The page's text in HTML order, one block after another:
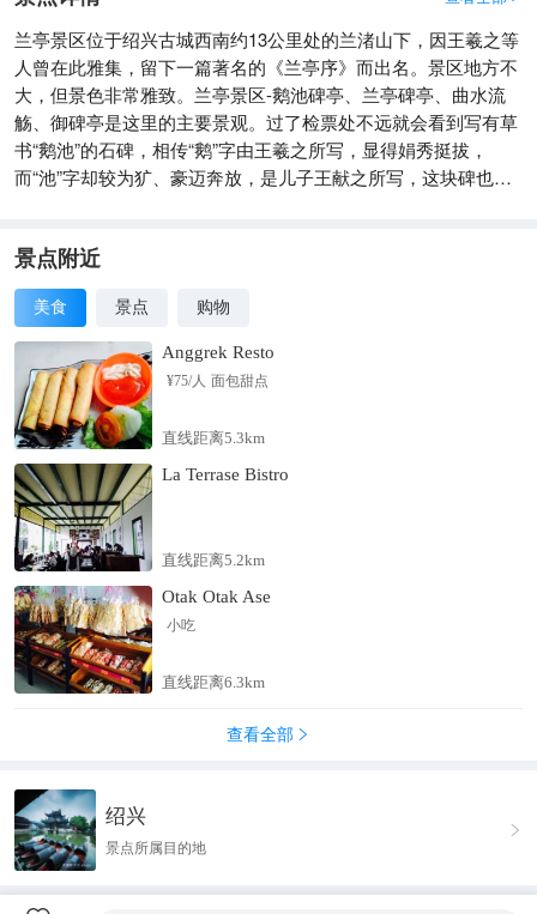
兰亭景区位于绍兴古城西南约13公里处的兰渚山下，因王羲之等
人曾在此雅集，留下一篇著名的《兰亭序》而出名。景区地方不
大，但景色非常雅致。兰亭景区-鹅池碑亭、兰亭碑亭、曲水流
觞、御碑亭是这里的主要景观。过了检票处不远就会看到写有草
书“鹅池”的石碑，相传“鹅”字由王羲之所写，显得娟秀挺拔，
而“池”字却较为犷、豪迈奔放，是儿子王献之所写，这块碑也因
池北岸即是兰亭碑亭，碑上的“兰亭”两字是康熙皇帝的御笔。兰
亭碑旁边就是曲水流觞的区域，曲水流觞简单的说可以理解为现
在的行酒令，有人在曲水的上游，放上一只盛酒的杯子，酒杯有
荷叶托着顺水流漂行，到谁处停下，谁就得赋诗一首，作不出者
罚酒一杯。当年王羲之便是趁着酒兴，挥笔成就了被誉为“天下
第一行书”的《兰亭序》。当今很多游人来到这里，兴致勃勃地
用塑料杯子，盛上饮料，放在曲水里“流觞”，体味当年曲水邀欢
的乐趣。右军祠是纪念王羲之的祠堂，祠堂四面环荷花池，是康
熙年间所建，这里主要看不同模仿版本的《兰亭序》。继续往西
走，可以看到御碑亭，碑的正面是康熙皇帝所临写的《兰亭集
序》全文，背面是乾隆皇帝时即兴所作的一首七律诗《兰亭即事
诗》，祖孙两代皇帝同书一碑，所以又称祖孙碑。祖孙两代皇帝
同刻一碑，这是全国独特的，也是兰亭的镇亭之宝。御碑亭背后
还有十八口水缸，游人可以在此用毛笔蘸水在石桌上写字，体验
当年王献之学字的场景。另外，景区西北有兰亭书法博物馆、兰
亭瓷砚艺术馆，展出了不少书法作品和各种各样的砚台，感兴趣
的话，不妨前往参观。
景点附近
美食 景点 购物
Anggrek Resto
¥75/人 面包甜点
直线距离5.3km
La Terrase Bistro
直线距离5.2km
Otak Otak Ase
小吃
直线距离6.3km
查看全部 
绍兴
景点所属目的地
